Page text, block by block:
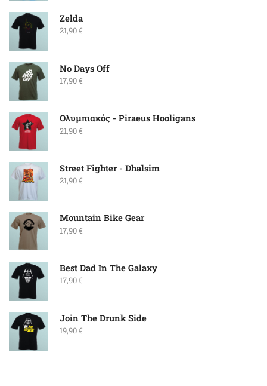
Zelda
21,90€
No Days Off
17,90€
Ολυμπιακός - Piraeus Hooligans
21,90€
Street Fighter - Dhalsim
21,90€
Mountain Bike Gear
17,90€
Best Dad In The Galaxy
17,90€
Join The Drunk Side
19,90€